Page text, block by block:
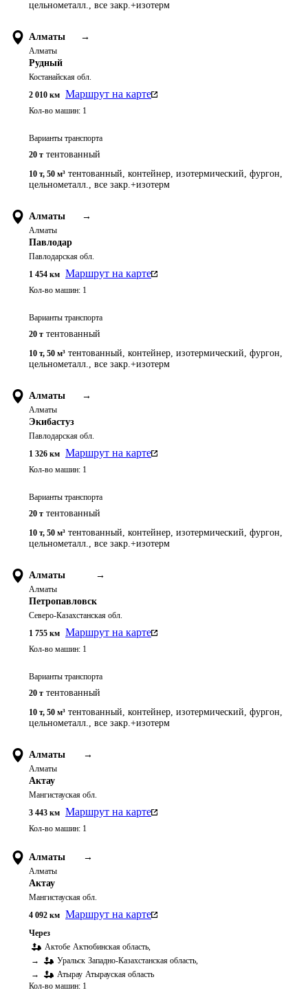
цельнометалл., все закр.+изотерм
Алматы →
Алматы
Рудный
Костанайская обл.
2 010 км Маршрут на карте
Кол-во машин: 1
Варианты транспорта
20 т тентованный
10 т, 50 м³ тентованный, контейнер, изотермический, фургон,
цельнометалл., все закр.+изотерм
Алматы →
Алматы
Павлодар
Павлодарская обл.
1 454 км Маршрут на карте
Кол-во машин: 1
Варианты транспорта
20 т тентованный
10 т, 50 м³ тентованный, контейнер, изотермический, фургон,
цельнометалл., все закр.+изотерм
Алматы →
Алматы
Экибастуз
Павлодарская обл.
1 326 км Маршрут на карте
Кол-во машин: 1
Варианты транспорта
20 т тентованный
10 т, 50 м³ тентованный, контейнер, изотермический, фургон,
цельнометалл., все закр.+изотерм
Алматы →
Алматы
Петропавловск
Северо-Казахстанская обл.
1 755 км Маршрут на карте
Кол-во машин: 1
Варианты транспорта
20 т тентованный
10 т, 50 м³ тентованный, контейнер, изотермический, фургон,
цельнометалл., все закр.+изотерм
Алматы →
Алматы
Актау
Мангистауская обл.
3 443 км Маршрут на карте
Кол-во машин: 1
Алматы →
Алматы
Актау
Мангистауская обл.
4 092 км Маршрут на карте
Через
Актобе Актюбинская область,
→
Уральск Западно-Казахстанская область,
→
Атырау Атырауская область
Кол-во машин: 1